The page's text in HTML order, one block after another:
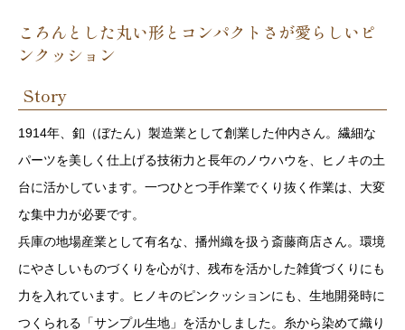
ころんとした丸い形とコンパクトさが愛らしいピ
ンクッション
Story
1914年、釦（ぼたん）製造業として創業した仲内さん。繊細な
パーツを美しく仕上げる技術力と長年のノウハウを、ヒノキの土
台に活かしています。一つひとつ手作業でくり抜く作業は、大変
な集中力が必要です。
兵庫の地場産業として有名な、播州織を扱う斎藤商店さん。環境
にやさしいものづくりを心がけ、残布を活かした雑貨づくりにも
力を入れています。ヒノキのピンクッションにも、生地開発時に
つくられる「サンプル生地」を活かしました。糸から染めて織り